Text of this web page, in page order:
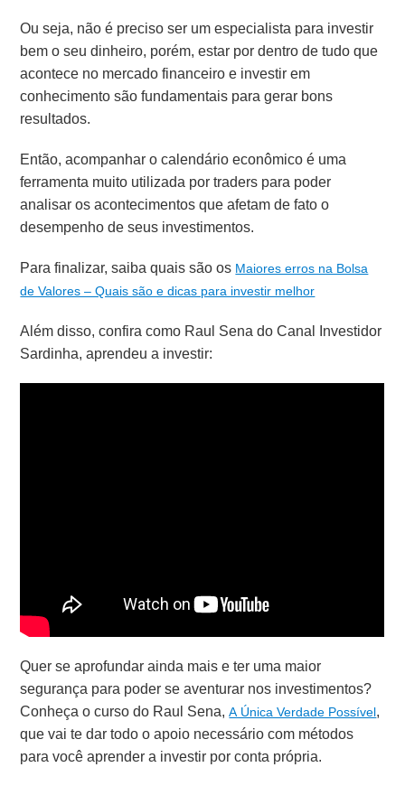
Ou seja, não é preciso ser um especialista para investir
bem o seu dinheiro, porém, estar por dentro de tudo que
acontece no mercado financeiro e investir em
conhecimento são fundamentais para gerar bons
resultados.
Então, acompanhar o calendário econômico é uma
ferramenta muito utilizada por traders para poder
analisar os acontecimentos que afetam de fato o
desempenho de seus investimentos.
Para finalizar, saiba quais são os Maiores erros na Bolsa
de Valores – Quais são e dicas para investir melhor
Além disso, confira como Raul Sena do Canal Investidor
Sardinha, aprendeu a investir:
Quer se aprofundar ainda mais e ter uma maior
segurança para poder se aventurar nos investimentos?
Conheça o curso do Raul Sena,A Única Verdade Possível,
que vai te dar todo o apoio necessário com métodos
para você aprender a investir por conta própria.